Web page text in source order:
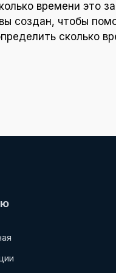
времени это
создан, чтобы
сколько